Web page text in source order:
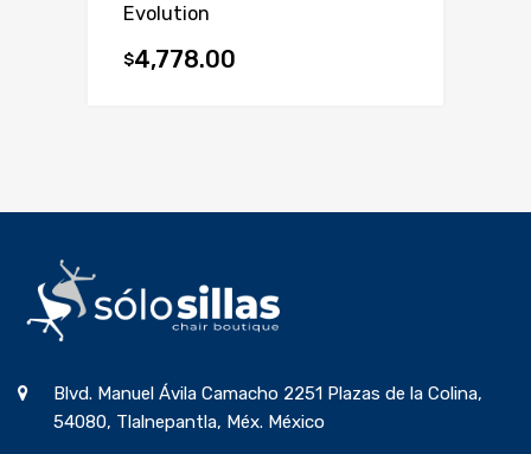
Evolution
$4,778.00
Blvd. Manuel Ávila Camacho 2251 Plazas de la Colina,
54080, Tlalnepantla, Méx. México